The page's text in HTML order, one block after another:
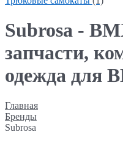
Subrosa -
запчасти,
одежда для
Главная
Бренды
Subrosa